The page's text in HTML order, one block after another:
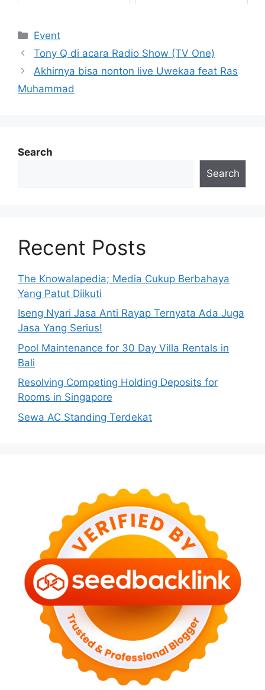
Categories
Event
Tony Q di acara Radio Show (TV One)
Akhirnya bisa nonton live Uwekaa feat Ras
Muhammad
Search
Search
Recent Posts
The Knowalapedia; Media Cukup Berbahaya
Yang Patut Diikuti
Iseng Nyari Jasa Anti Rayap Ternyata Ada Juga
Jasa Yang Serius!
Pool Maintenance for 30 Day Villa Rentals in
Bali
Resolving Competing Holding Deposits for
Rooms in Singapore
Sewa AC Standing Terdekat